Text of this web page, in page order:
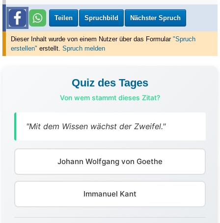
Teilen Spruchbild Nächster Spruch
Dieser Inhalt wurde von einem Nutzer über das Formular "Spruch
erstellen" erstellt. Spruch melden
Quiz des Tages
Von wem stammt dieses Zitat?
"Mit dem Wissen wächst der Zweifel."
Johann Wolfgang von Goethe
Immanuel Kant